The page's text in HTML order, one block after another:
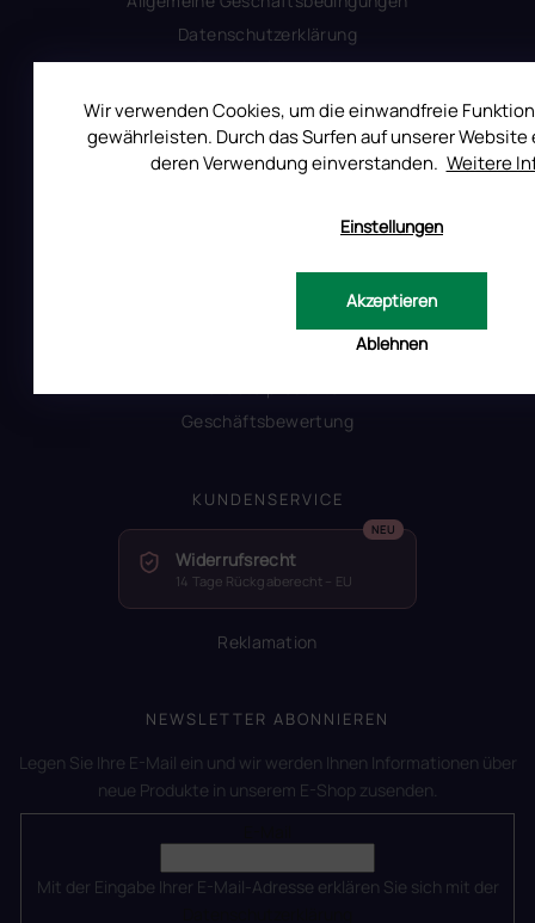
Wir verwenden Cookies, um die einwandfreie
gewährleisten. Durch das Surfen auf unserer Website
deren Verwendung einverstanden. Weitere
Einstellungen
Ablehnen
Akzeptieren
Datenschutzerklärung
Produktsicherheit
INFORMATIONEN FÜR SIE
RUSCONA Shine Nagelnetzwerk
Geschäftsbewertung
KUNDENSERVICE
Widerrufsrecht
14 Tage Rückgaberecht – EU
Reklamation
NEWSLETTER ABONNIEREN
Legen Sie Ihre E-Mail ein und wir werden Ihnen Informationen über
neue Produkte in unserem E-Shop zusenden.
Mit der Eingabe Ihrer E-Mail-Adresse erklären Sie sich mit der